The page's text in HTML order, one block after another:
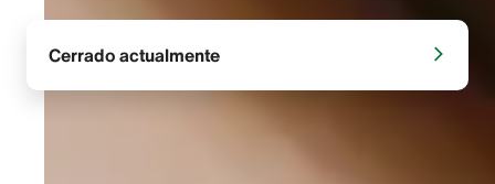
Cerrado actualmente